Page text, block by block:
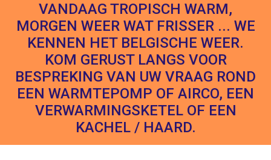
VANDAAG TROPISCH WARM,
MORGEN WEER WAT FRISSER ... WE
KENNEN HET BELGISCHE WEER.
KOM GERUST LANGS VOOR
BESPREKING VAN UW VRAAG ROND
EEN WARMTEPOMP OF AIRCO, EEN
VERWARMINGSKETEL OF EEN
KACHEL / HAARD.